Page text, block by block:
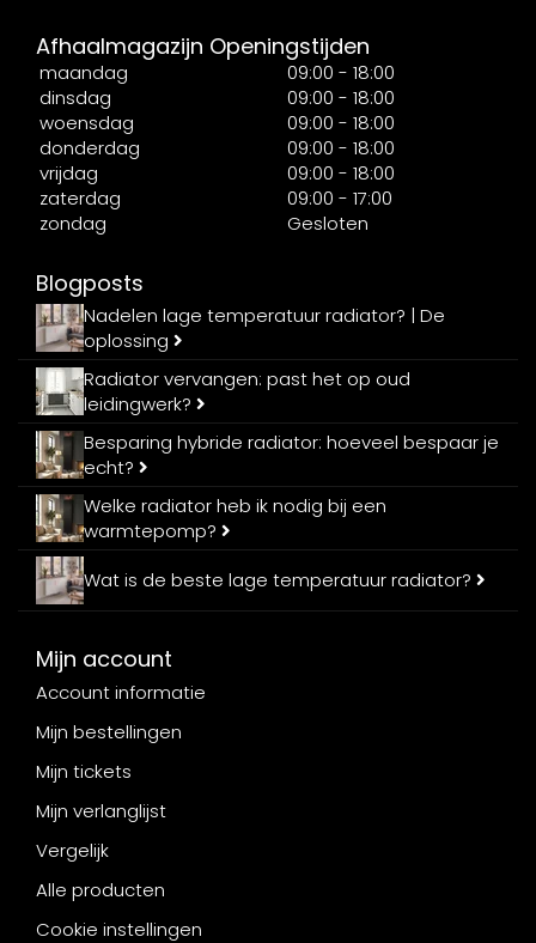
Afhaalmagazijn Openingstijden
maandag
09:00 - 18:00
dinsdag
09:00 - 18:00
woensdag
09:00 - 18:00
donderdag
09:00 - 18:00
vrijdag
09:00 - 18:00
zaterdag
09:00 - 17:00
zondag
Gesloten
Blogposts
Nadelen lage temperatuur radiator? | De
oplossing
Radiator vervangen: past het op oud
leidingwerk?
Besparing hybride radiator: hoeveel bespaar je
echt?
Welke radiator heb ik nodig bij een
warmtepomp?
Wat is de beste lage temperatuur radiator?
Mijn account
Account informatie
Mijn bestellingen
Mijn tickets
Mijn verlanglijst
Vergelijk
Alle producten
Cookie instellingen